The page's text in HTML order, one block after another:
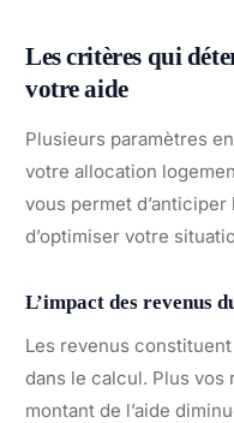
Les critères qui
votre aide
Plusieurs paramètres
votre allocation
vous permet
d’optimiser votre
L’impact des revenus
Les revenus
dans le calcul. Plus vos
montant de l’aide